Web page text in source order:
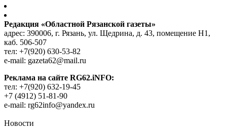
Редакция «Областной Рязанской газеты»
адрес: 390006, г. Рязань, ул. Щедрина, д. 43, помещение Н1,
каб. 506-507
тел: +7(920) 630-53-82
e-mail: gazeta62@mail.ru
Реклама на сайте RG62.iNFO:
тел: +7(920) 632-19-45
+7 (4912) 51-81-90
e-mail: rg62info@yandex.ru
Новости